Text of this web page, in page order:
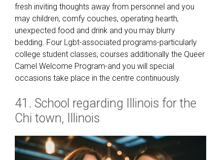
fresh inviting thoughts away from personnel and you
may children, comfy couches, operating hearth,
unexpected food and drink and you may blurry
bedding. Four Lgbt-associated programs-particularly
college student classes, courses additionally the Queer
Camel Welcome Program-and you will special
occasions take place in the centre continuously.
41. School regarding Illinois for the
Chi town, Illinois